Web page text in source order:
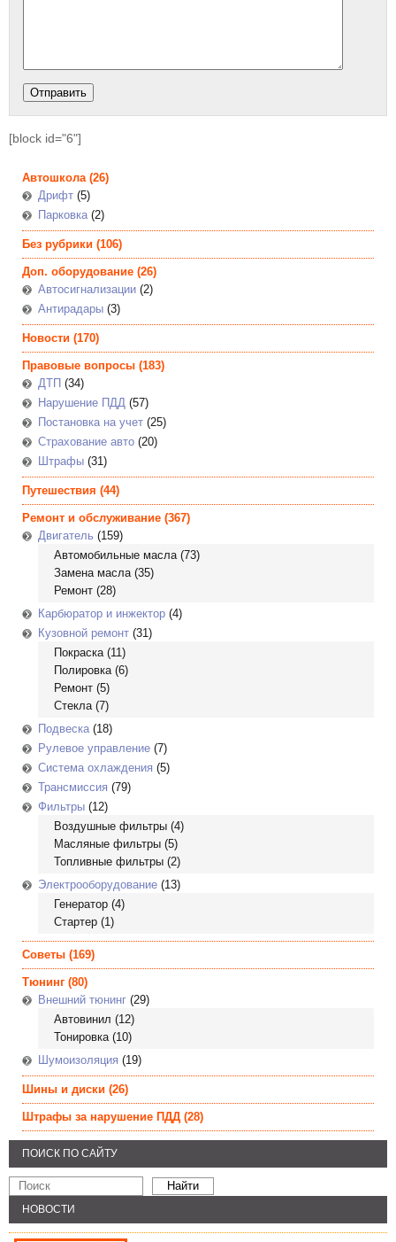
[block id="6"]
Автошкола(26)
Дрифт (5)
Парковка(2)
Без рубрики (106)
Доп. оборудование (26)
Автосигнализации (2)
Антирадары (3)
Новости (170)
Правовые вопросы (183)
ДТП (34)
Нарушение ПДД (57)
Постановка на учет (25)
Страхование авто (20)
Штрафы (31)
Путешествия (44)
Ремонт и обслуживание (367)
Двигатель (159)
Автомобильные масла(73)
Замена масла(35)
Ремонт (28)
Карбюратор и инжектор (4)
Кузовной ремонт (31)
Покраска(11)
Полировка(6)
Ремонт (5)
Стекла(7)
Подвеска(18)
Рулевое управление (7)
Система охлаждения (5)
Трансмиссия (79)
Фильтры (12)
Воздушные фильтры (4)
Масляные фильтры (5)
Топливные фильтры (2)
Электрооборудование (13)
Генератор (4)
Стартер (1)
Советы (169)
Тюнинг (80)
Внешний тюнинг (29)
Автовинил (12)
Тонировка(10)
Шумоизоляция (19)
Шины и диски (26)
Штрафы за нарушение ПДД (28)
ПОИСК ПО САЙТУ
НОВОСТИ